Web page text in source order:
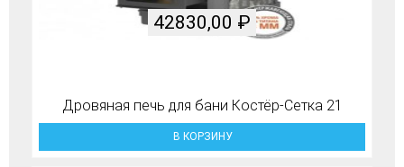
Дровяная печь для бани Костёр-Сетка 21
42830,00 ₽
В КОРЗИНУ